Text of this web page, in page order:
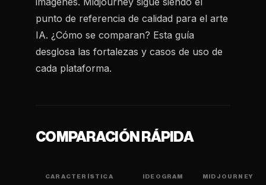
punto de referencia de calidad para el arte
IA. ¿Cómo se comparan? Esta guía
desglosa las fortalezas y casos de uso de
cada plataforma.
COMPARACIÓN RÁPIDA
CARACTERÍSTICA IDEOGRAM MIDJOURNEY